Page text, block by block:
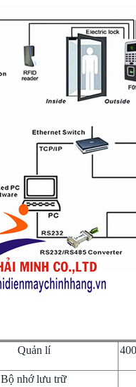
Quản lí
Bộ nhớ lưu trữ